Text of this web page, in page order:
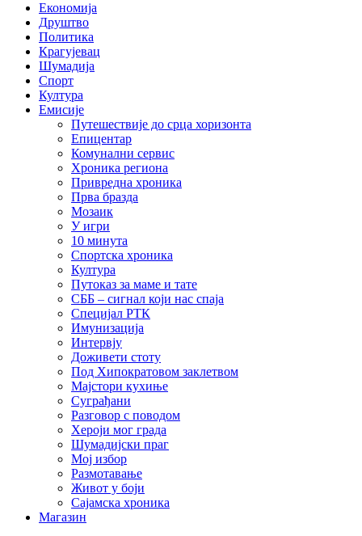
Економија
Друштво
Политика
Крагујевац
Шумадија
Спорт
Култура
Емисије
Путешествије до срца хоризонта
Епицентар
Комунални сервис
Хроника региона
Привредна хроника
Прва бразда
Мозаик
У игри
10 минута
Спортска хроника
Култура
Путоказ за маме и тате
СББ – сигнал који нас спаја
Специјал РТК
Имунизација
Интервју
Доживети стоту
Под Хипократовом заклетвом
Мајстори кухиње
Суграђани
Разговор с поводом
Хероји мог града
Шумадијски праг
Мој избор
Размотавање
Живот у боји
Сајамска хроника
Магазин